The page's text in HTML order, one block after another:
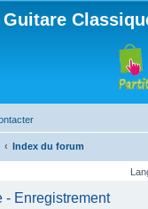
Guitare
Index du forum
- Enregistrement